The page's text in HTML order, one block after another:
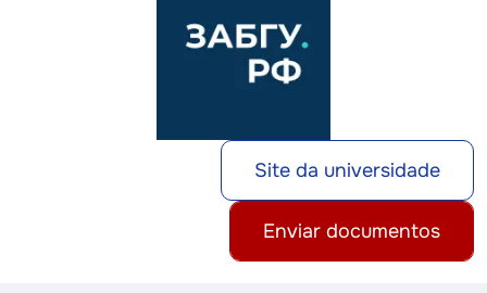
Site da universidade
Enviar documentos